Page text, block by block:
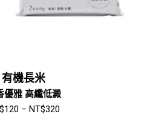
有機長米
優雅 高纖低澱
120 – NT$320